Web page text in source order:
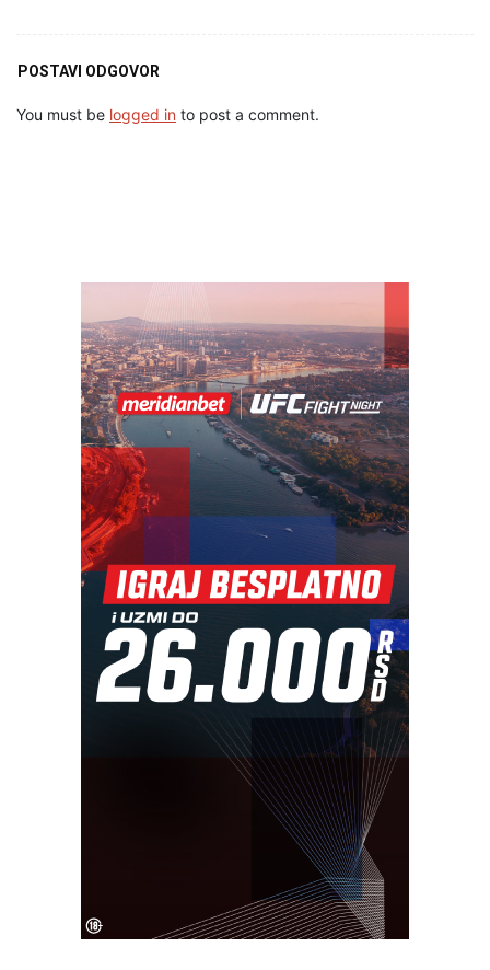
POSTAVI ODGOVOR
You must be logged in to post a comment.